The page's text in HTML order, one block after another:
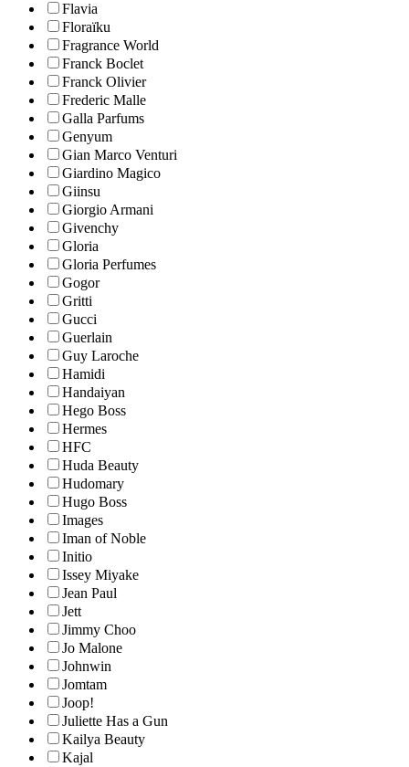
Flavia
Floraïku
Fragrance World
Franck Boclet
Franck Olivier
Frederic Malle
Galla Parfums
Genyum
Gian Marco Venturi
Giardino Magico
Giinsu
Giorgio Armani
Givenchy
Gloria
Gloria Perfumes
Gogor
Gritti
Gucci
Guerlain
Guy Laroche
Hamidi
Handaiyan
Hego Boss
Hermes
HFC
Huda Beauty
Hudomary
Hugo Boss
Images
Iman of Noble
Initio
Issey Miyake
Jean Paul
Jett
Jimmy Choo
Jo Malone
Johnwin
Jomtam
Joop!
Juliette Has a Gun
Kailya Beauty
Kajal